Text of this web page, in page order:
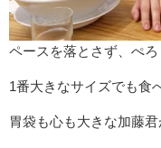
ペースを落とさず、ぺろ
1番大きなサイズでも食
胃袋も心も大きな加藤君